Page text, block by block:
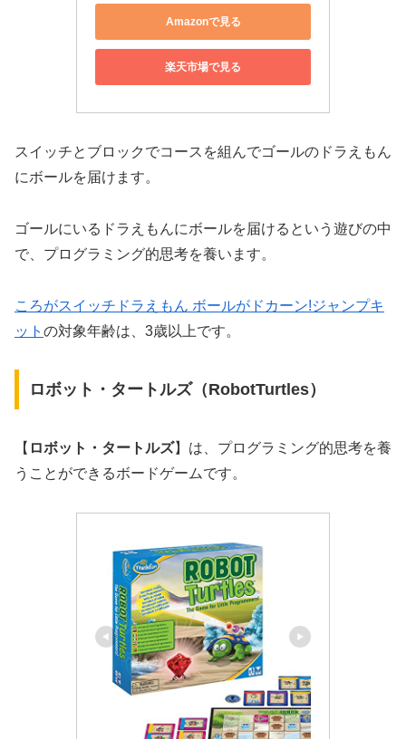
Amazonで見る
楽天市場で見る
スイッチとブロックでコースを組んでゴールのドラえもん
にボールを届けます。
ゴールにいるドラえもんにボールを届けるという遊びの中
で、プログラミング的思考を養います。
ころがスイッチドラえもん ボールがドカーン!ジャンプキ
ット の対象年齢は、3歳以上です。
ロボット・タートルズ（RobotTurtles）
【 ロボット・タートルズ】は、プログラミング的思考を養
うことができるボードゲームです。